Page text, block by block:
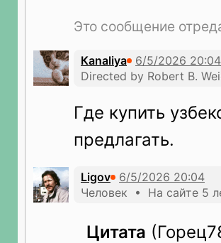
Это сообщение
Кanaliya
Directed by Robert B.
Где купить
предлагать.
Ligov
Человек • На сайте 5
Цитата